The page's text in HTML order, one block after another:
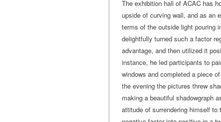
The exhibition hall of ACAC has
upside of curving wall, and as an
terms of the outside light pouring
delightfully turned such a factor
advantage, and then utilized it
instance, he led participants to
windows and completed a piece
the evening the pictures threw
making a beautiful shadowgraph
attitude of surrendering himself